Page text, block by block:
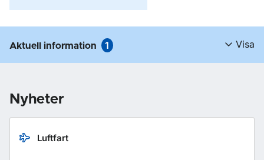
Aktuell information 1 Visa
Nyheter
Luftfart